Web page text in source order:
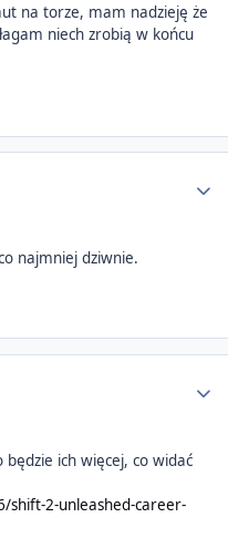
na torze, mam nadzieję że
niech zrobią w końcu
najmniej dziwnie.
ich więcej, co widać
2-unleashed-career-